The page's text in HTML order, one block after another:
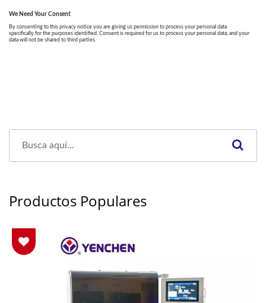
Productos Populares